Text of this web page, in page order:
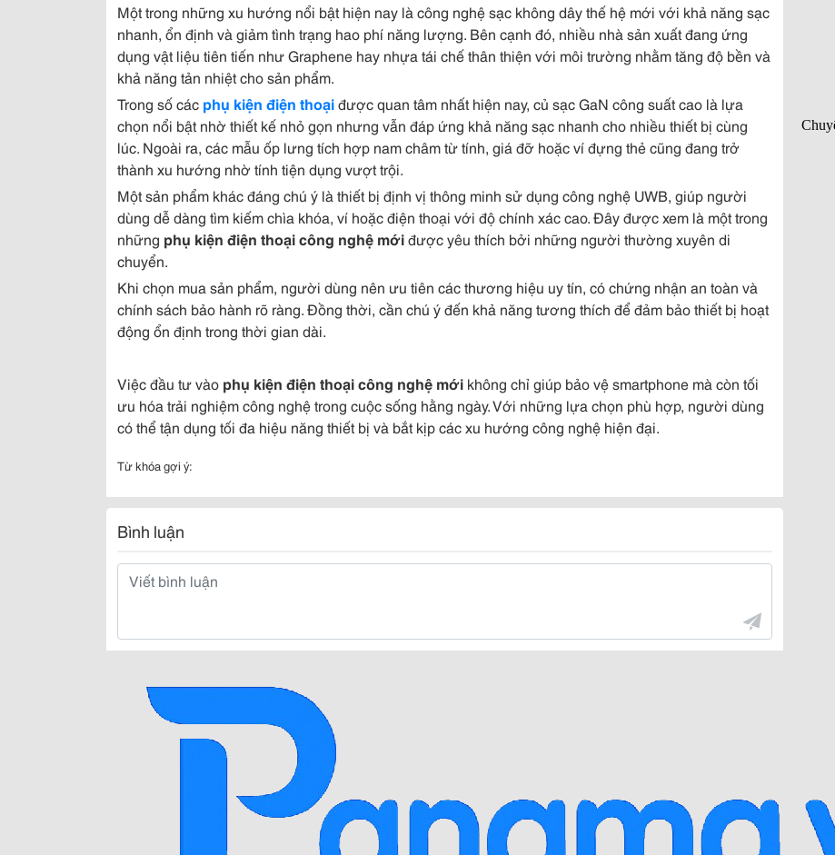
Một trong những xu hướng nổi bật hiện nay là công nghệ sạc không dây thế hệ mới với khả năng sạc
nhanh, ổn định và giảm tình trạng hao phí năng lượng. Bên cạnh đó, nhiều nhà sản xuất đang ứng
dụng vật liệu tiên tiến như Graphene hay nhựa tái chế thân thiện với môi trường nhằm tăng độ bền và
khả năng tản nhiệt cho sản phẩm.
Trong số các phụ kiện điện thoạiđược quan tâm nhất hiện nay, củ sạc GaN công suất cao là lựa
chọn nổi bật nhờ thiết kế nhỏ gọn nhưng vẫn đáp ứng khả năng sạc nhanh cho nhiều thiết bị cùng
lúc. Ngoài ra, các mẫu ốp lưng tích hợp nam châm từ tính, giá đỡ hoặc ví đựng thẻ cũng đang trở
thành xu hướng nhờ tính tiện dụng vượt trội.
Một sản phẩm khác đáng chú ý là thiết bị định vị thông minh sử dụng công nghệ UWB, giúp người
dùng dễ dàng tìm kiếm chìa khóa, ví hoặc điện thoại với độ chính xác cao. Đây được xem là một trong
những phụ kiện điện thoại công nghệ mớiđược yêu thích bởi những người thường xuyên di
chuyển.
Khi chọn mua sản phẩm, người dùng nên ưu tiên các thương hiệu uy tín, có chứng nhận an toàn và
chính sách bảo hành rõ ràng. Đồng thời, cần chú ý đến khả năng tương thích để đảm bảo thiết bị hoạt
động ổn định trong thời gian dài.
Việc đầu tư vào phụ kiện điện thoại công nghệ mới không chỉ giúp bảo vệ smartphone mà còn tối
ưu hóa trải nghiệm công nghệ trong cuộc sống hằng ngày. Với những lựa chọn phù hợp, người dùng
có thể tận dụng tối đa hiệu năng thiết bị và bắt kịp các xu hướng công nghệ hiện đại.
Từ khóa gợi ý:
Bình luận